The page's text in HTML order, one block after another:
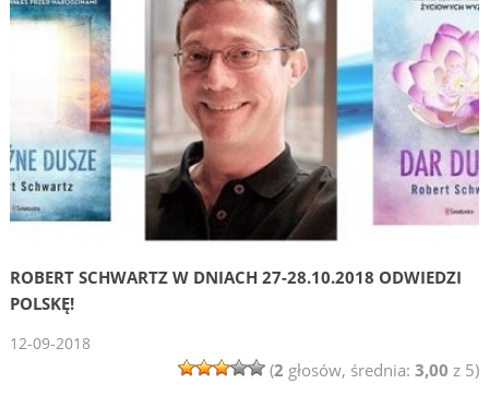
ROBERT SCHWARTZ W DNIACH 27-28.10.2018 ODWIEDZI
POLSKĘ!
12-09-2018
(2 głosów, średnia: 3,00 z 5)